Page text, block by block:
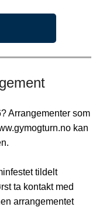
Arrangementer som
kan
tildelt
ta kontakt med
arrangementet